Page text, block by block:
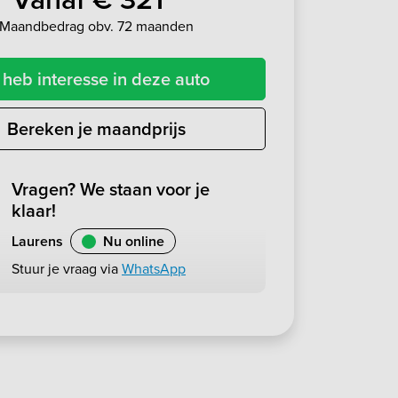
Maandbedrag obv. 72 maanden
interesse in deze auto
Bereken je maandprijs
Vragen? We staan voor je
klaar!
Laurens Nu online
Stuur je vraag viaWhatsApp